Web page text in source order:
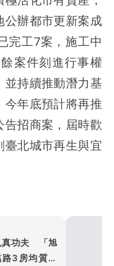
公辦都市更新案成
完工7案，施工中
案件刻進行事權
持續推動潛力基
年底預計將再推
告招商案，屆時歡
北城市再生與宜
真功夫 「旭
3房均質打